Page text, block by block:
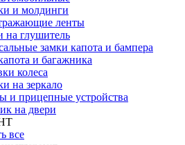
и молдинги
ленты
на глушитель
замки капота и бампера
и багажника
колеса
на зеркало
и прицепные устройства
на двери
все